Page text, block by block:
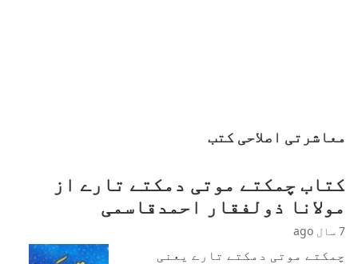
معاشرتی اصلاحی کتب
کتاب چمکتے موتی دمکتے تارے از
مولانا ذولفقار احمدقاسمی
7 سال ago
چمکتے موتی دمکتے تارے یعنی